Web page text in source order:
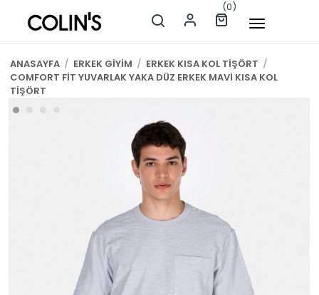
(0)
ANASAYFA / ERKEK GİYİM / ERKEK KISA KOL TİŞÖRT /
COMFORT FİT YUVARLAK YAKA DÜZ ERKEK MAVİ KISA KOL
TİŞÖRT